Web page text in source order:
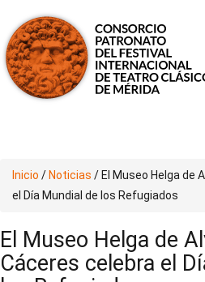
Inicio / Noticias / El Museo Helga de
el Día Mundial de los Refugiados
El Museo Helga de
Cáceres celebra el